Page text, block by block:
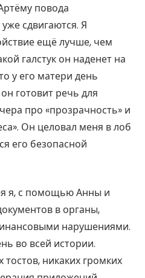
повода
сдвигаются. Я
ещё лучше, чем
галстук он наденет на
у его матери день
готовит речь для
про «прозрачность» и
Он целовал меня в лоб
его безопасной
я, с помощью Анны и
в органы,
нарушениями.
во всей истории.
тостов, никаких громких